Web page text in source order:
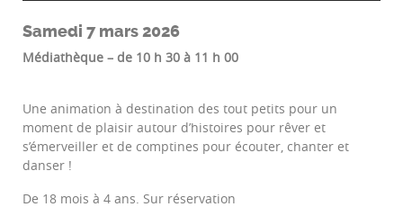
Samedi 7 mars 2026
Médiathèque – de 10 h 30 à 11 h 00
Une animation à destination des tout petits pour un
moment de plaisir autour d’histoires pour rêver et
s’émerveiller et de comptines pour écouter, chanter et
danser !
De 18 mois à 4 ans. Sur réservation